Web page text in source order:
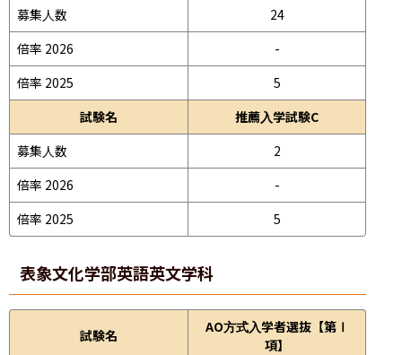
募集人数
24
倍率 2026
-
倍率 2025
5
試験名
推薦入学試験C
募集人数
2
倍率 2026
-
倍率 2025
5
表象文化学部英語英文学科
試験名
AO方式入学者選抜【第Ⅰ
項】